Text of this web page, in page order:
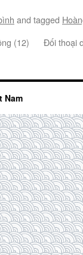
and tagged
(12) Đối thoại
Nam